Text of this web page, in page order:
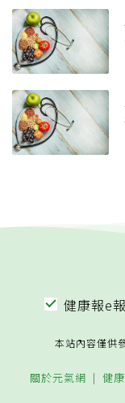
健康報e報
本站內容僅供
關於元氣網 健